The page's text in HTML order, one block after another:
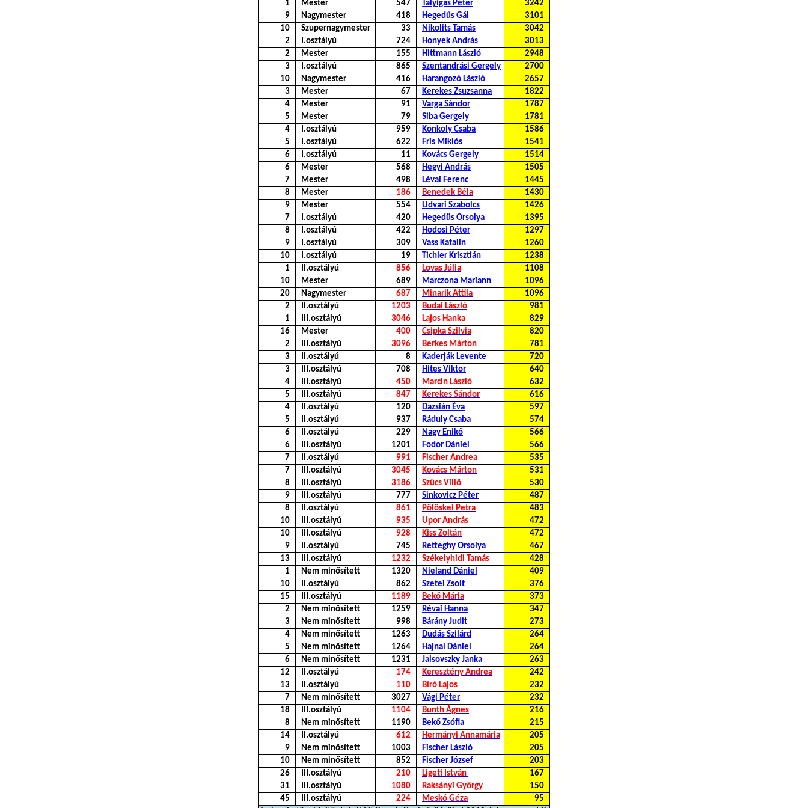
1 Mester 547 Talyigás Péter
3242
9
Nagymester 418 Hegedűs Gál
3101
10
Szupernagymester 33 Nikolits Tamás
3042
2
I.osztályú 724 Honyek András
3013
2
Mester 155 Hittmann László
2948
3
I.osztályú 865 Szentandrási Gergely
2700
10
Nagymester 416 Harangozó László
2657
3
Mester 67 Kerekes Zsuzsanna
1822
4
Mester 91 Varga Sándor
1787
5
Mester 79 Siba Gergely
1781
4
I.osztályú 959 Konkoly Csaba
1586
5
I.osztályú 622 Fris Miklós
1541
6
I.osztályú 11 Kovács Gergely
1514
6
Mester 568 Hegyi András
1505
7
Mester 498 Lévai Ferenc
1445
8
Mester 186 Benedek Béla
1430
9
Mester 554 Udvari Szabolcs
1426
7
I.osztályú 420 Hegedüs Orsolya
1395
8
I.osztályú 422 Hodosi Péter
1297
9
I.osztályú 309 Vass Katalin
1260
10
I.osztályú 19 Tichler Krisztián
1238
1
II.osztályú 856 Lovas Júlia
1108
10
Mester 689 Marczona Mariann
1096
20
Nagymester 687 Minarik Attila
1096
2
II.osztályú 1203 Budai László
981
1
III.osztályú 3046 Lajos Hanka
829
16
Mester 400 Csipka Szilvia
820
2
III.osztályú 3096 Berkes Márton
781
3
II.osztályú 8 Kaderják Levente
720
3
III.osztályú 708 Hites Viktor
640
4
III.osztályú 450 Marcin László
632
5
III.osztályú 847 Kerekes Sándor
616
4
II.osztályú 120 Dazsián Éva
597
5
II.osztályú 937 Ráduly Csaba
574
6
II.osztályú 229 Nagy Enikő
566
6
III.osztályú 1201 Fodor Dániel
566
7
II.osztályú 991 Fischer Andrea
535
7
III.osztályú 3045 Kovács Márton
531
8
III.osztályú 3186 Szűcs Villő
530
9
III.osztályú 777 Sinkovicz Péter
487
8
II.osztályú 861 Pölöskei Petra
483
10
III.osztályú 935 Upor András
472
10
III.osztályú 928 Kiss Zoltán
472
9
II.osztályú 745 Retteghy Orsolya
467
13
III.osztályú 1232 Székelyhidi Tamás
428
1
Nem minősített 1320 Nieland Dániel
409
10
II.osztályú 862 Szetei Zsolt
376
15
III.osztályú 1189 Bekő Mária
373
2
Nem minősített 1259 Révai Hanna
347
3
Nem minősített 998 Bárány Judit
273
4
Nem minősített 1263 Dudás Szilárd
264
5
Nem minősített 1264 Hajnal Dániel
264
6
Nem minősített 1231 Jalsovszky Janka
263
12
II.osztályú 174 Keresztény Andrea
242
13
II.osztályú 110 Bíró Lajos
232
7
Nem minősített 3027 Vági Péter
232
18
III.osztályú 1104 Bunth Ágnes
216
8
Nem minősített 1190 Bekő Zsófia
215
14
II.osztályú 612 Hermányi Annamária
205
9
Nem minősített 1003 Fischer László
205
10
Nem minősített 852 Fischer József
203
26
III.osztályú 210 Ligeti István
167
31
III.osztályú 1080 Raksányi György
150
45
III.osztályú 224 Meskó Géza
95